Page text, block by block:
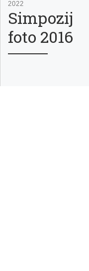
2022
Simpozij
foto 2016